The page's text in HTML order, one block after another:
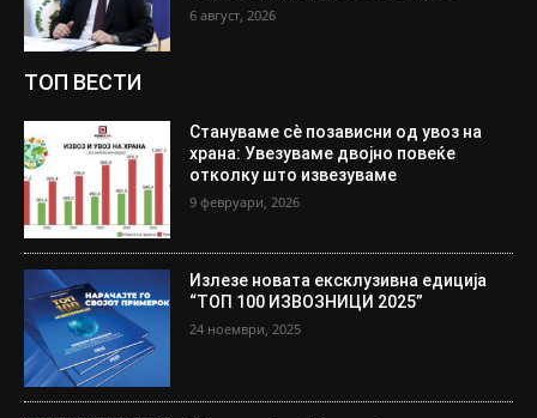
6 август, 2026
ТОП ВЕСТИ
Стануваме сè позависни од увоз на
храна: Увезуваме двојно повеќе
отколку што извезуваме
9 февруари, 2026
Излезе новата ексклузивна едиција
“ТОП 100 ИЗВОЗНИЦИ 2025”
24 ноември, 2025